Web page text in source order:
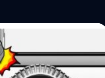
ของคุณ ตกแตก
หมื่น